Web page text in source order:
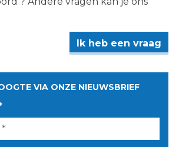
Ik heb een vraag
VIA ONZE NIEUWSBRIEF